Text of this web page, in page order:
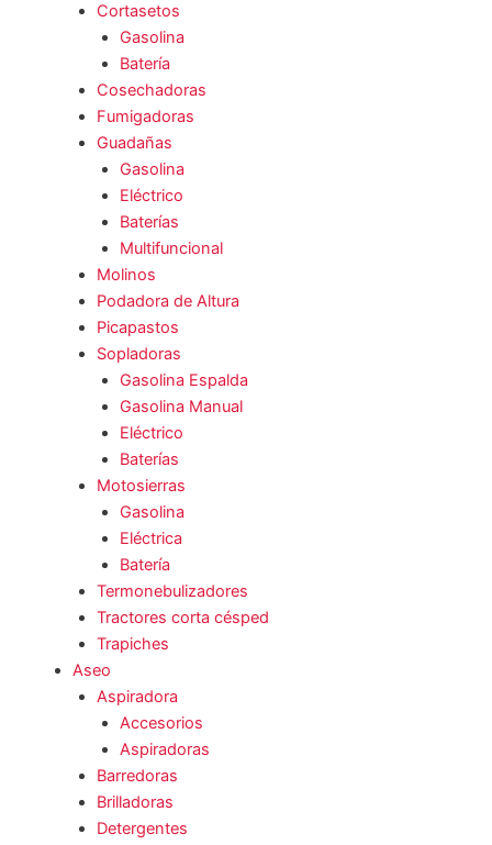
Cortasetos
Gasolina
Batería
Cosechadoras
Fumigadoras
Guadañas
Gasolina
Eléctrico
Baterías
Multifuncional
Molinos
Podadora de Altura
Picapastos
Sopladoras
Gasolina Espalda
Gasolina Manual
Eléctrico
Baterías
Motosierras
Gasolina
Eléctrica
Batería
Termonebulizadores
Tractores corta césped
Trapiches
Aseo
Aspiradora
Accesorios
Aspiradoras
Barredoras
Brilladoras
Detergentes